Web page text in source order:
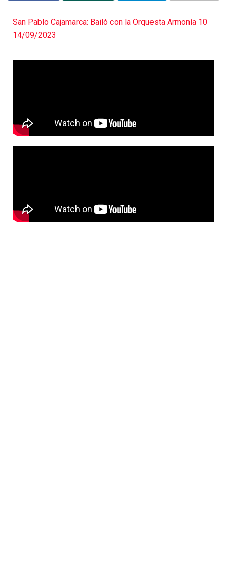
San Pablo Cajamarca: Bailó con la Orquesta Armonía 10
14/09/2023